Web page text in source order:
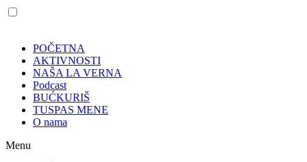
POČETNA
AKTIVNOSTI
NAŠA LA VERNA
Podcast
BUĆKURIŠ
TUSPAS MENE
O nama
Menu